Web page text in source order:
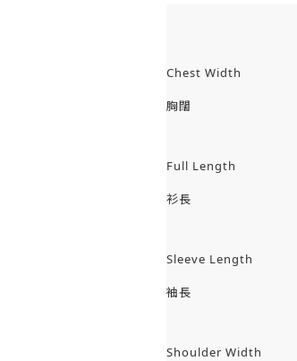
Chest Width
胸闊
Full Length
衫長
Sleeve Length
袖長
Shoulder Width